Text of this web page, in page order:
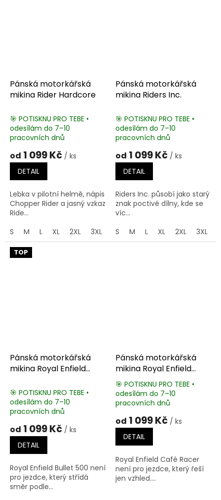
Pánská motorkářská
mikina Rider Hardcore
🎯 POTISKNU PRO TEBE •
odesílám do 7–10
pracovních dnů
od 1 099 Kč / ks
DETAIL
Lebka v pilotní helmě, nápis
Chopper Rider a jasný vzkaz
Ride...
S
M L XL 2XL 3XL 4XL 5XL
Pánská motorkářská
mikina Riders Inc.
🎯 POTISKNU PRO TEBE •
odesílám do 7–10
pracovních dnů
od 1 099 Kč / ks
DETAIL
Riders Inc. působí jako starý
znak poctivé dílny, kde se
víc...
S
M L XL 2XL 3XL
TOP
Pánská motorkářská
mikina Royal Enfield
🎯 POTISKNU PRO TEBE •
odesílám do 7–10
pracovních dnů
od 1 099 Kč / ks
DETAIL
Royal Enfield Bullet 500 není
pro jezdce, který střídá
směr podle...
Pánská motorkářská
mikina Royal Enfield
Cafe Racer
Průměrné
hodnocení
je
5,0
hvězdiček.
🎯 POTISKNU PRO TEBE •
odesílám do 7–10
pracovních dnů
od 1 099 Kč / ks
DETAIL
Royal Enfield Café Racer
není pro jezdce, který řeší
jen vzhled....